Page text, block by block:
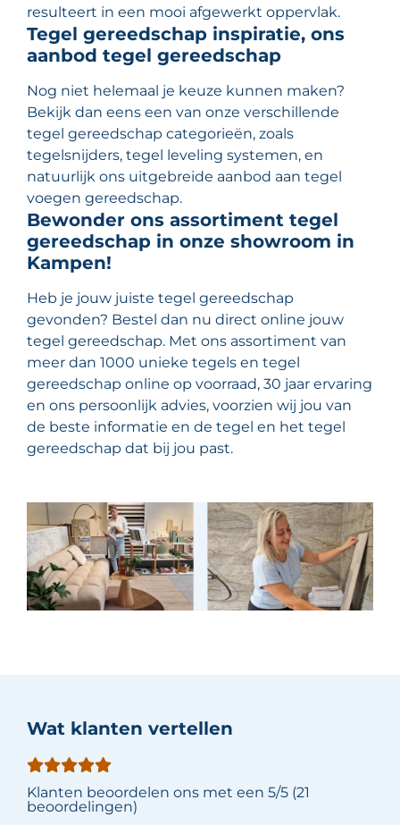
resulteert in een mooi afgewerkt oppervlak.
Tegel gereedschap inspiratie, ons
aanbod tegel gereedschap
Nog niet helemaal je keuze kunnen maken?
Bekijk dan eens een van onze verschillende
tegel gereedschap categorieën, zoals
tegelsnijders, tegel leveling systemen, en
natuurlijk ons uitgebreide aanbod aan tegel
voegen gereedschap.
Bewonder ons assortiment tegel
gereedschap in onze showroom in
Kampen!
Heb je jouw juiste tegel gereedschap
gevonden? Bestel dan nu direct online jouw
tegel gereedschap. Met ons assortiment van
meer dan 1000 unieke tegels en tegel
gereedschap online op voorraad, 30 jaar ervaring
en ons persoonlijk advies, voorzien wij jou van
de beste informatie en de tegel en het tegel
gereedschap dat bij jou past.
Wat klanten vertellen
Klanten beoordelen ons met een 5/5 (21
beoordelingen)